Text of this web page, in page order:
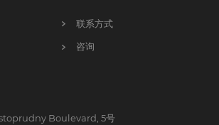
联系方式
咨询
Boulevard, 5号